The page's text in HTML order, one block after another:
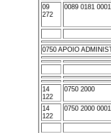
09
272
0089 0181 0001
0750 APOIO
14
122
0750 2000
14
122
0750 2000 0001